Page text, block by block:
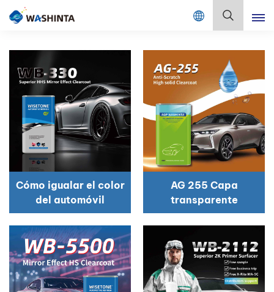
Mix Color Online
English
Français
Русский
Español
Português
日本語
한국어
Cómo igualar el color
del automóvil
rápidamente
AG 255 Capa
transparente